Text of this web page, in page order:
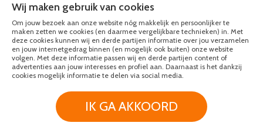
3112 GK Schiedam
DIRECT CONTACT
OPNEMEN
010 426 8447
MAIL ONS
© Geveke Elektrotechniek 2020 - 2026
Algemene Voorwaarden
Wij maken gebruik van cookies
Om jouw bezoek aan onze website nóg makkelijk en persoonlijker te
maken zetten we cookies (en daarmee vergelijkbare technieken) in. Met
deze cookies kunnen wij en derde partijen informatie over jou verzamelen
en jouw internetgedrag binnen (en mogelijk ook buiten) onze website
volgen. Met deze informatie passen wij en derde partijen content of
advertenties aan jouw interesses en profiel aan. Daarnaast is het dankzij
cookies mogelijk informatie te delen via social media.
IK GA AKKOORD